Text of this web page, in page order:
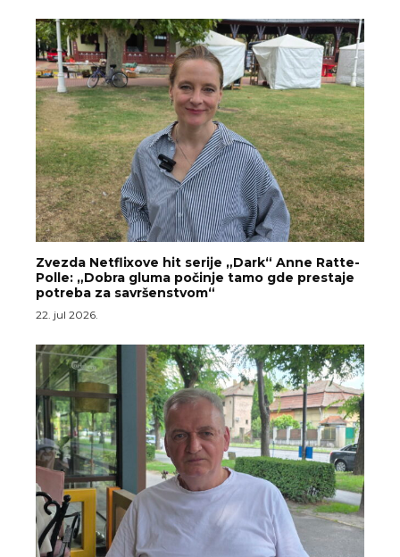
Zvezda Netflixove hit serije „Dark“ Anne Ratte-
Polle: „Dobra gluma počinje tamo gde prestaje
potreba za savršenstvom“
22. jul 2026.